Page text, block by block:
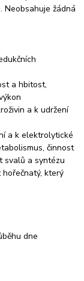
Neobsahuje žádná
a hbitost,
a k udržení
a k elektrolytické
činnost
svalů a syntézu
který
dne